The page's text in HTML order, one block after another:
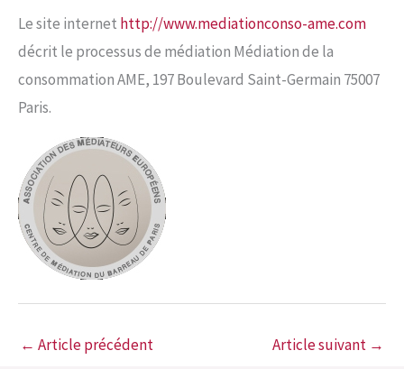
Le site internet http://www.mediationconso-ame.com
décrit le processus de médiation Médiation de la
consommation AME, 197 Boulevard Saint-Germain 75007
Paris.
← Article précédent Article suivant →